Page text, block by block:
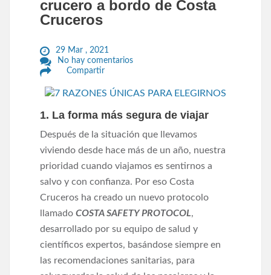
crucero a bordo de Costa
Cruceros
29 Mar , 2021
No hay comentarios
Compartir
1. La forma más segura de viajar
Después de la situación que llevamos
viviendo desde hace más de un año, nuestra
prioridad cuando viajamos es sentirnos a
salvo y con confianza. Por eso Costa
Cruceros ha creado un nuevo protocolo
llamado COSTA SAFETY PROTOCOL,
desarrollado por su equipo de salud y
científicos expertos, basándose siempre en
las recomendaciones sanitarias, para